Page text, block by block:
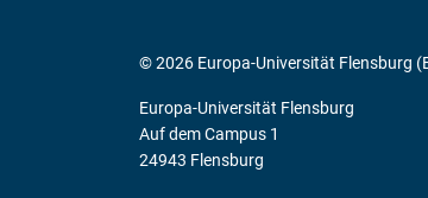
© 2026 Europa-Universität Flensburg
Europa-Universität Flensburg
Auf dem Campus 1
24943 Flensburg